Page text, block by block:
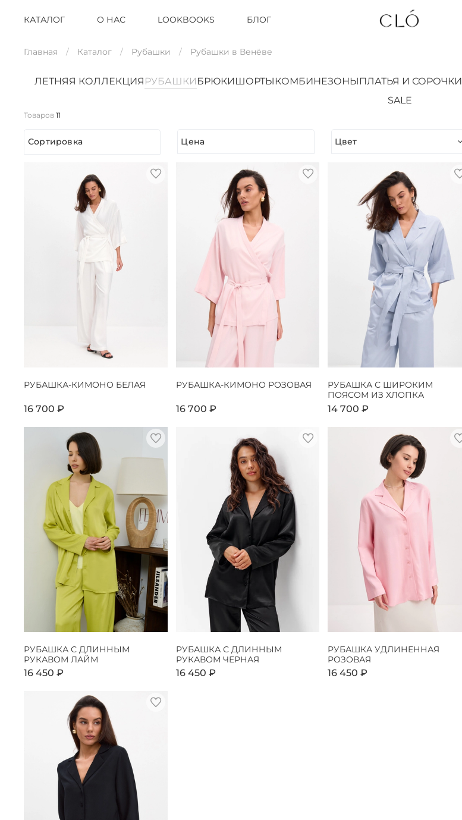
КАТАЛОГ О НАС LOOKBOOKS БЛОГ
Главная Каталог Рубашки Рубашки в Венёве
ЛЕТНЯЯ КОЛЛЕКЦИЯ РУБАШКИБРЮКИШОРТЫ КОМБИНЕЗОНЫ ПЛАТЬЯ И СОРОЧКИ
SALE
Товаров 11
Сортировка Цена Цвет
РУБАШКА-КИМОНО БЕЛАЯ
16 700 ₽
РУБАШКА-КИМОНО РОЗОВАЯ
16 700 ₽
РУБАШКА С ШИРОКИМ
ПОЯСОМ ИЗ ХЛОПКА
14 700 ₽
РУБАШКА С ДЛИННЫМ
РУКАВОМ ЛАЙМ
16 450 ₽
РУБАШКА С ДЛИННЫМ
РУКАВОМ ЧЕРНАЯ
16 450 ₽
РУБАШКА УДЛИНЕННАЯ
РОЗОВАЯ
16 450 ₽